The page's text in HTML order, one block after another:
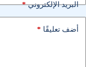
البريد الإلكتروني*
أضف تعليقًا *